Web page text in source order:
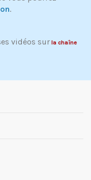
.
vidéos sur la chaîne